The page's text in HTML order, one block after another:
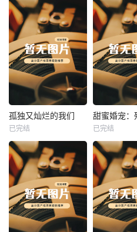
未知 未知
热播
未知
孤独又灿烂的我们
已完结
热播
未知
已完结